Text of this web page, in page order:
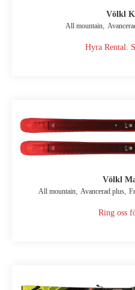
Völkl
All mountain
Hyra Rental.
Völkl
All mountain, Avancerad plus,
Ring oss